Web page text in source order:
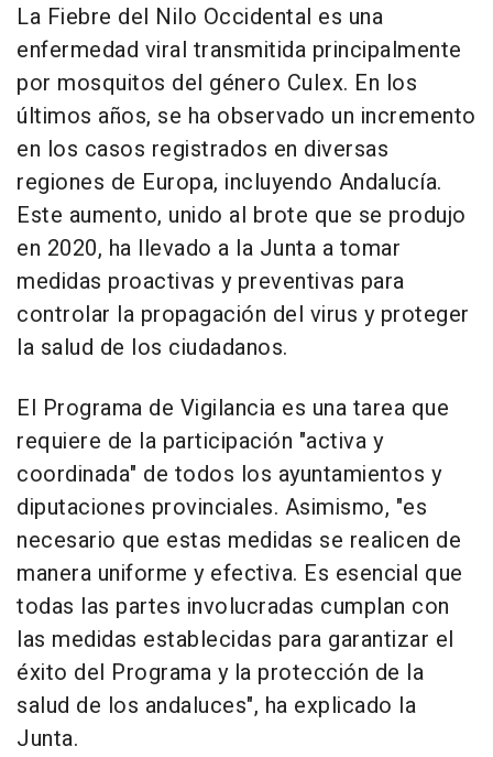
La Fiebre del Nilo Occidental es una
enfermedad viral transmitida principalmente
por mosquitos del género Culex. En los
últimos años, se ha observado un incremento
en los casos registrados en diversas
regiones de Europa, incluyendo Andalucía.
Este aumento, unido al brote que se produjo
en 2020, ha llevado a la Junta a tomar
medidas proactivas y preventivas para
controlar la propagación del virus y proteger
la salud de los ciudadanos.
El Programa de Vigilancia es una tarea que
requiere de la participación "activa y
coordinada" de todos los ayuntamientos y
diputaciones provinciales. Asimismo, "es
necesario que estas medidas se realicen de
manera uniforme y efectiva. Es esencial que
todas las partes involucradas cumplan con
las medidas establecidas para garantizar el
éxito del Programa y la protección de la
salud de los andaluces", ha explicado la
Junta.